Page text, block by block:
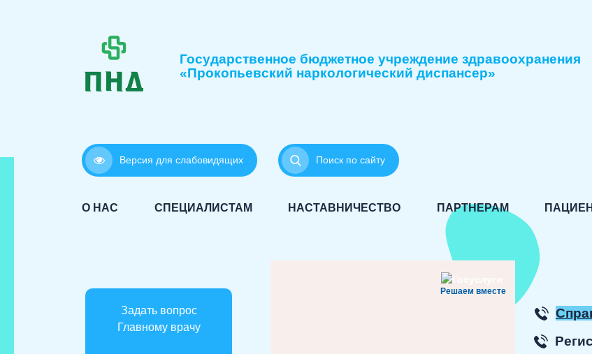
Государственное бюджетное учреждение здравоохранения
«Прокопьевский наркологический диспансер»
Версия для слабовидящих Поиск по сайту
О НАС СПЕЦИАЛИСТАМ НАСТАВНИЧЕСТВО ПАРТНЕРАМ
Задать вопрос
Главному врачу
Решаем вместе